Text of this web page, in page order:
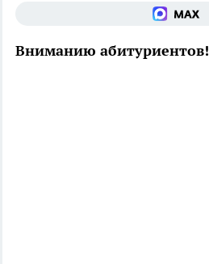
Вниманию абитуриентов!